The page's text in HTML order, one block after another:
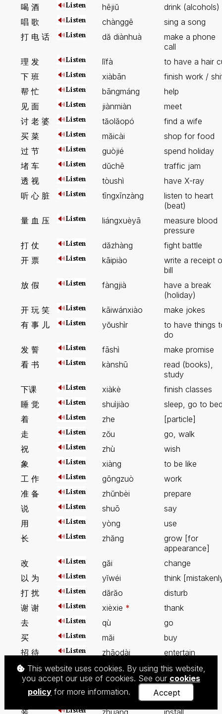
喝 酒
hējiŭ
drink (alcohols)
唱 歌
chànggē
sing a song
打 电 话
dă diànhuà
make a phone
call
理 发
lĭfà
to have a hair
下 班
xiàbān
finish work /
帮 忙
bāngmáng
help
见 面
jiànmiàn
meet
讨 老 婆
tăolăopó
find a wife
买 菜
măicài
shop for food
过 节
guòjié
spend holiday
堵 车
dŭchē
traffic jam
透 视
tòushì
have X-ray
听 心 脏
tīngxīnzàng
listen to heart
(beat)
量 血 压
liángxuèyā
measure blood
pressure
打 仗
dăzhàng
fight battle
开 票
kāipiào
write a receipt
bill
放 假
fàngjià
have a break
(holiday)
开 玩 笑
kāiwánxiào
make jokes
有 事 儿
yŏushìr
to have things
do
发 誓
fāshì
make promise
看 书
kànshū
read (books),
study
下课
xiàkè
finish classes
睡 觉
shuìjiào
sleep, go to
着
zhe
[particle]
走
zŏu
go, walk
祝
zhù
wish
象
xiàng
to be like
工 作
gōngzuò
work
准 备
zhŭnbèi
prepare
说
shuō
say
用
yòng
use
长
zhăng
grow [for
appearance]
改
găi
change
以 为
yĭwéi
think
打 扰
dărăo
disturb
谢 谢
xièxie *
thank
去
qù
go
买
măi
buy
招 待
zhāodài
entertain
告 诉
gàosu
tell
听 说
tīngshuō
it is said that
分
fēn
divide, allocate
装
zhuāng install
This website uses cookies. By using this website,
you accept our use of cookies. See our cookies
policy for more information. Accept